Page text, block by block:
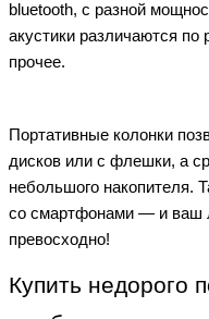
bluetooth, с разной
акустики различаются по
прочее.
Портативные колонки
дисков или с флешки, а
небольшого накопителя.
со смартфонами — и ваш
превосходно!
Купить недорого